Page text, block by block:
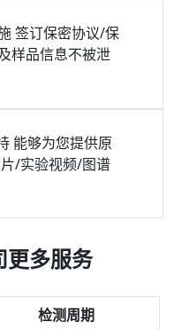
签订保密协议/保
样品信息不被泄
能够为您提供原
/实验视频/图谱
更多服务
检测周期